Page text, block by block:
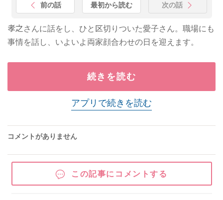
前の話 最初から読む 次の話
孝之さんに話をし、ひと区切りついた愛子さん。職場にも
事情を話し、いよいよ両家顔合わせの日を迎えます。
続きを読む
アプリで続きを読む
コメントがありません
この記事にコメントする